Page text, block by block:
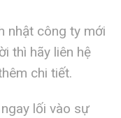
nhật công ty mới
thì hãy liên hệ
chi tiết.
lối vào sự